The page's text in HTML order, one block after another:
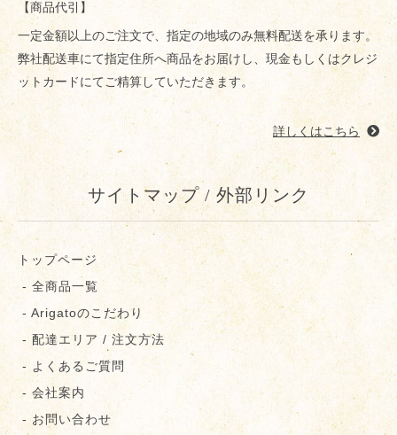
【商品代引】
一定金額以上のご注文で、指定の地域のみ無料配送を承ります。
弊社配送車にて指定住所へ商品をお届けし、現金もしくはクレジ
ットカードにてご精算していただきます。
詳しくはこちら
サイトマップ / 外部リンク
トップページ
- 全商品一覧
- Arigatoのこだわり
- 配達エリア / 注文方法
- よくあるご質問
- 会社案内
- お問い合わせ